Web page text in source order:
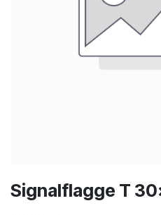
Signalflagge T